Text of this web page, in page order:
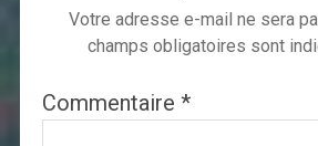
Votre adresse e-mail ne sera
champs obligatoires sont
Commentaire *